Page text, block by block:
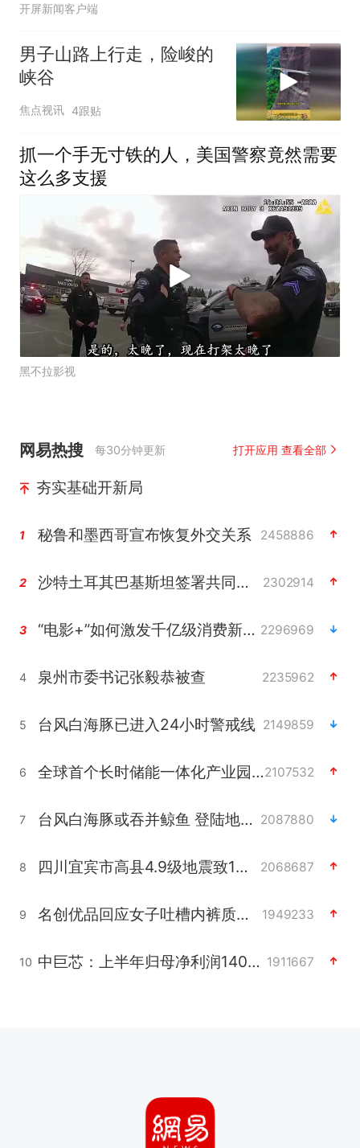
开屏新闻客户端
男子山路上行走，险峻的
峡谷
焦点视讯 4跟贴
抓一个手无寸铁的人，美国警察竟然需要
这么多支援
黑不拉影视
网易热搜 每30分钟更新 打开应用 查看全部
夯实基础开新局
1 秘鲁和墨西哥宣布恢复外交关系 2458886
2 沙特土耳其巴基斯坦签署共同防务协议 2302914
3 “电影+”如何激发千亿级消费新活力？ 2296969
4 泉州市委书记张毅恭被查 2235962
5 台风白海豚已进入24小时警戒线 2149859
6 全球首个长时储能一体化产业园量产2107532
7 台风白海豚或吞并鲸鱼 登陆地点更新 2087880
8 四川宜宾市高县4.9级地震致1人死亡 2068687
9 名创优品回应女子吐槽内裤质量差 1949233
10 中巨芯：上半年归母净利润1405.77万元 1911667